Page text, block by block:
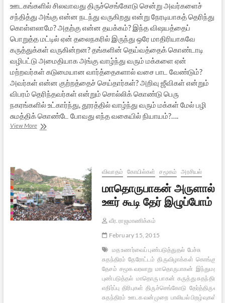
ஊடகங்களில் சிலவாவது திருச்செங்கோடு சென்று அவர்களைச்
சந்தித்து அங்கு என்ன நடந்து வருகிறது என்று நேரடியாகத் தெரிந்து
கொள்ளலாமே? அதற்கு என்ன தயக்கம்? இந்த விஷயத்தைப்
பொறுத்த மட்டில் ஏன் தலைநகரில் இருந்து ஒரே மாதிரியாகவே
கருத்துக்கள் வருகின்றன? தங்களின் தெய்வத்தைக் கொண்டாடி
வழிபட்டு அமைதியாக அங்கு வாழ்ந்து வரும் மக்களை ஏன்
மற்றவர்கள் கடுமையான வார்த்தைகளால் வசை பாட வேண்டும்?
அவர்கள் என்ன குற்றத்தைச் செய்தார்கள்? அறிவு ஜீவிகள் என்றும்
விபரம் தெரிந்தவர்கள் என்றும் சொல்லிக் கொண்டு பெரு
நகரங்களில் உட்கார்ந்து, தூரத்தில் வாழ்ந்து வரும் மக்கள் மேல் பழி
சுமத்திக் கொண்டே போவது எந்த வகையில் நியாயம்?….
View Moreபெருமாள்
மக்களும்
விவாதம் கோயில்கள் சமூகம் அரசியல்
மாதொருபாகன் அருளால்
ஊர் கூடி தேர் இழுப்போம்
வீர. ராஜமாணிக்கம்
February 15, 2015
மத உணர்வைப் புண்படுத்துதல் பேச்சு
சுதந்திரம் தேரோட்டம் திருவிழாக்கள்
தேசம் சமூக வரலாறு மாதொருபாகன் இந்துமத
புண்படுத்தல் மாதொரு பாகன் கருத்து சுதந்திரம்
எதிர்ப்பு திரிபுகள் திருச்செங்கோடு தேர்த்திருவிழா
சுதந்திரம் ஊடக வன்முறை பாலியல் பிறழ்வுகள்